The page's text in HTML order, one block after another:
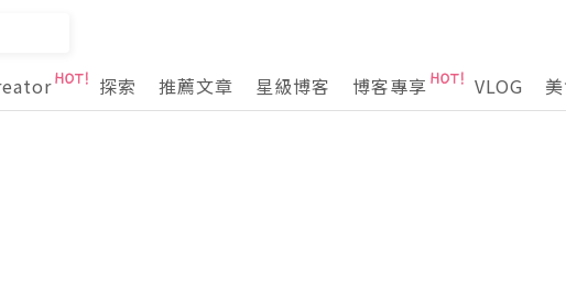
探索 推薦文章 星級博客 博客專享 VLOG